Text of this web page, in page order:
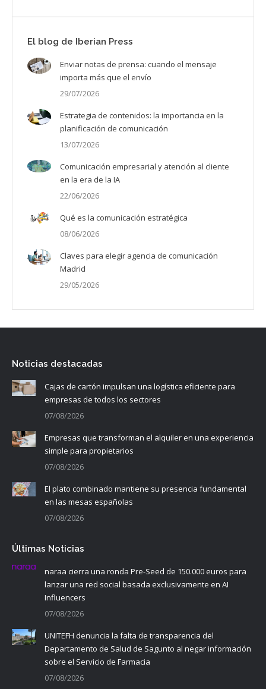
El blog de Iberian Press
Enviar notas de prensa: cuando el mensaje
importa más que el envío
29/07/2026
Estrategia de contenidos: la importancia en la
planificación de comunicación
13/07/2026
Comunicación empresarial y atención al cliente
en la era de la IA
22/06/2026
Qué es la comunicación estratégica
08/06/2026
Claves para elegir agencia de comunicación
Madrid
29/05/2026
Noticias destacadas
Cajas de cartón impulsan una logística eficiente para
empresas de todos los sectores
07/08/2026
Empresas que transforman el alquiler en una experiencia
simple para propietarios
07/08/2026
El plato combinado mantiene su presencia fundamental
en las mesas españolas
07/08/2026
Últimas Noticias
naraa cierra una ronda Pre-Seed de 150.000 euros para
lanzar una red social basada exclusivamente en AI
Influencers
07/08/2026
UNITEFH denuncia la falta de transparencia del
Departamento de Salud de Sagunto al negar información
sobre el Servicio de Farmacia
07/08/2026